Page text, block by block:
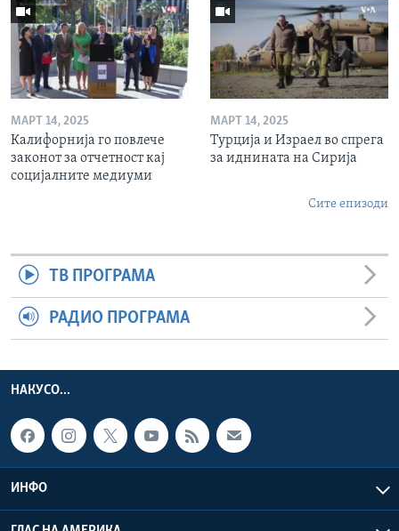
МАРТ 14, 2025
Калифорнија го повлече
законот за отчетност кај
социјалните медиуми
МАРТ 14, 2025
Турција и Израел во спрега
за иднината на Сирија
Сите епизоди
ТВ ПРОГРАМА
РАДИО ПРОГРАМА
НАКУСО...
ИНФО